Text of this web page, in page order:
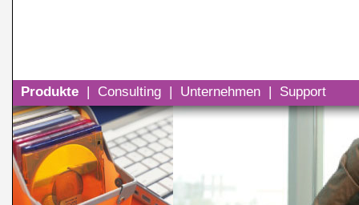
Produkte | Consulting | Unternehmen | Support